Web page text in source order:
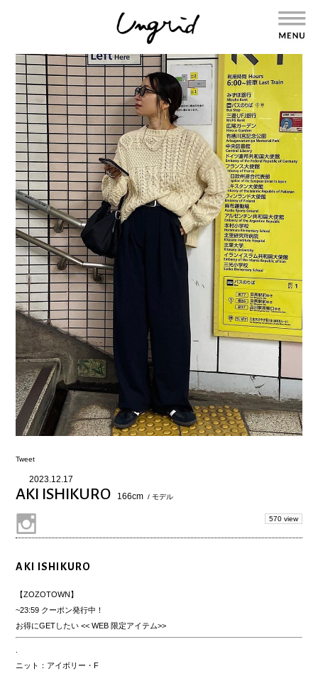
Tweet
2023.12.17
AKI ISHIKURO 166cm / モデル
570 view
AKI ISHIKURO
【ZOZOTOWN】
~23:59 クーポン発行中！
お得にGETしたい << WEB 限定アイテム>>
ニット：アイボリー・F